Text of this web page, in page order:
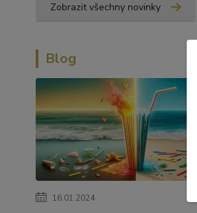
Zobrazit všechny novinky
Blog
16.01.2024